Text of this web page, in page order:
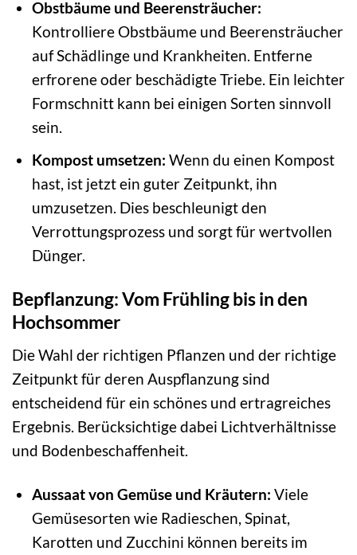
Obstbäume und Beerensträucher:
Kontrolliere Obstbäume und Beerensträucher
auf Schädlinge und Krankheiten. Entferne
erfrorene oder beschädigte Triebe. Ein leichter
Formschnitt kann bei einigen Sorten sinnvoll
sein.
Kompost umsetzen: Wenn du einen Kompost
hast, ist jetzt ein guter Zeitpunkt, ihn
umzusetzen. Dies beschleunigt den
Verrottungsprozess und sorgt für wertvollen
Dünger.
Bepflanzung: Vom Frühling bis in den
Hochsommer
Die Wahl der richtigen Pflanzen und der richtige
Zeitpunkt für deren Auspflanzung sind
entscheidend für ein schönes und ertragreiches
Ergebnis. Berücksichtige dabei Lichtverhältnisse
und Bodenbeschaffenheit.
Aussaat von Gemüse und Kräutern: Viele
Gemüsesorten wie Radieschen, Spinat,
Karotten und Zucchini können bereits im